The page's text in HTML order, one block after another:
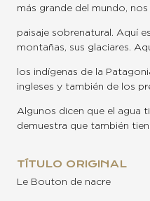
más grande del mundo,
paisaje sobrenatural. Aquí
montañas, sus glaciares.
los indígenas de la
ingleses y también de los
Algunos dicen que el agua
demuestra que también
TÍTULO ORIGINAL
Le Bouton de nacre